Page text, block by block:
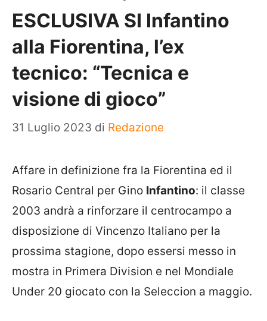
ESCLUSIVA SI Infantino
alla Fiorentina, l’ex
tecnico: “Tecnica e
visione di gioco”
31 Luglio 2023 di Redazione
Affare in definizione fra la Fiorentina ed il
Rosario Central per Gino Infantino: il classe
2003 andrà a rinforzare il centrocampo a
disposizione di Vincenzo Italiano per la
prossima stagione, dopo essersi messo in
mostra in Primera Division e nel Mondiale
Under 20 giocato con la Seleccion a maggio.